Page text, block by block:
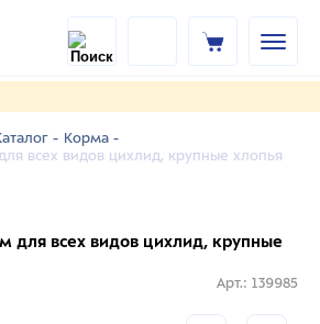
- Корма -
всех видов цихлид, крупные хлопья
для всех видов цихлид, крупные
Арт.: 139985